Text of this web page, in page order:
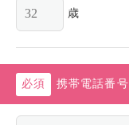
歳
携帯電話番号